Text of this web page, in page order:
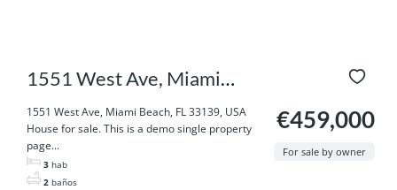
1551 West Ave, Miami
Beach, FL 33139, USA
1551 West Ave, Miami Beach, FL 33139, USA
House for sale. This is a demo single property
page...
3 hab
2 baños
€459,000
For sale by owner